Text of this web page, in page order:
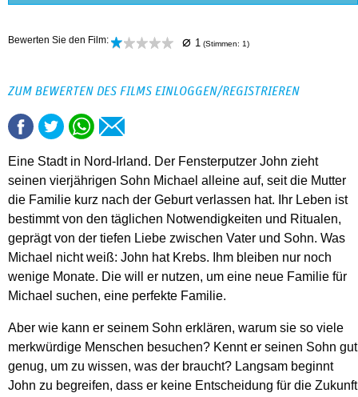
Bewerten Sie den Film: ⌀ 1 (Stimmen: 1)
ZUM BEWERTEN DES FILMS EINLOGGEN/REGISTRIEREN
Eine Stadt in Nord-Irland. Der Fensterputzer John zieht
seinen vierjährigen Sohn Michael alleine auf, seit die Mutter
die Familie kurz nach der Geburt verlassen hat. Ihr Leben ist
bestimmt von den täglichen Notwendigkeiten und Ritualen,
geprägt von der tiefen Liebe zwischen Vater und Sohn. Was
Michael nicht weiß: John hat Krebs. Ihm bleiben nur noch
wenige Monate. Die will er nutzen, um eine neue Familie für
Michael suchen, eine perfekte Familie.
Aber wie kann er seinem Sohn erklären, warum sie so viele
merkwürdige Menschen besuchen? Kennt er seinen Sohn gut
genug, um zu wissen, was der braucht? Langsam beginnt
John zu begreifen, dass er keine Entscheidung für die Zukunft